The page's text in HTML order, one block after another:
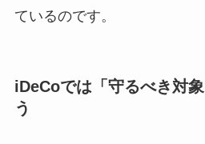
ているのです。
iDeCoでは「守るべき対
う